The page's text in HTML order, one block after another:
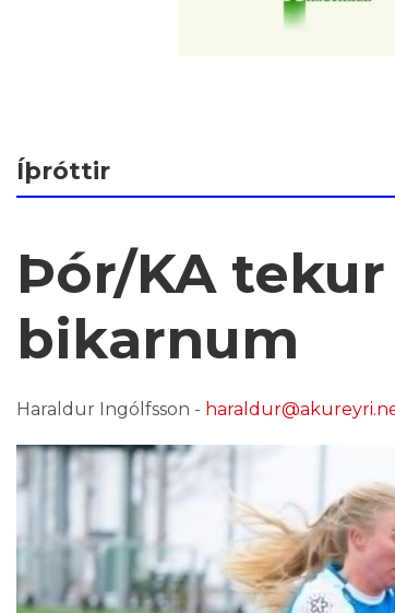
Íþróttir
Þór/KA
bikarnum
Haraldur Ingólfsson -